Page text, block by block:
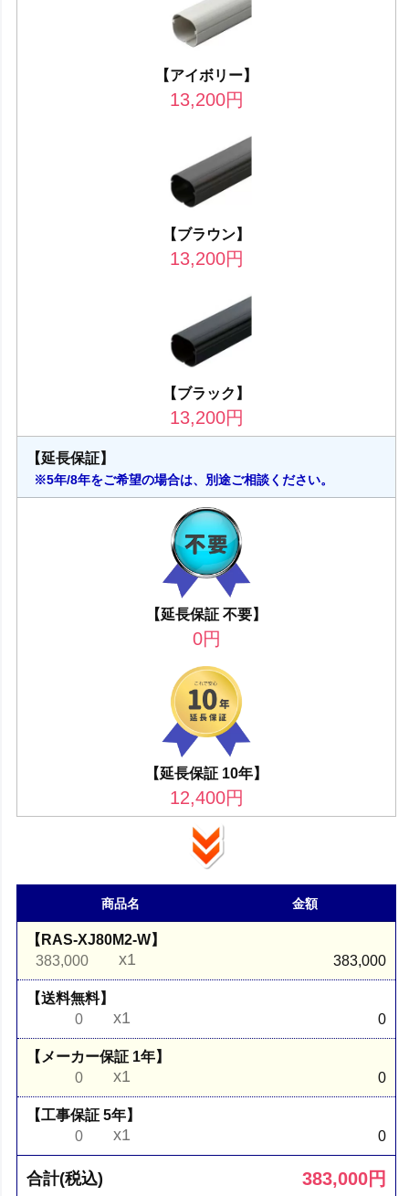
【アイボリー】
13,200円
【ブラウン】
13,200円
【ブラック】
13,200円
【延長保証】
※5年/8年をご希望の場合は、別途ご相談ください。
【延長保証 不要】
0円
【延長保証 10年】
12,400円
商品名 金額
【RAS-XJ80M2-W】
383,000
x1 383,000
【送料無料】
0
x1 0
【メーカー保証 1年】
0
x1 0
【工事保証 5年】
0
x1 0
合計(税込) 383,000円